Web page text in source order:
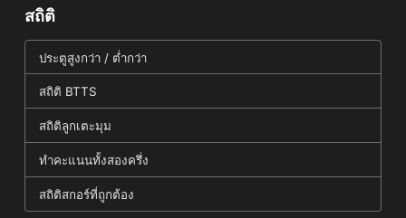
สถิติ
ประตูสูงกว่า / ต่ำกว่า
สถิติ BTTS
สถิติลูกเตะมุม
ทำคะแนนทั้งสองครึ่ง
สถิติสกอร์ที่ถูกต้อง